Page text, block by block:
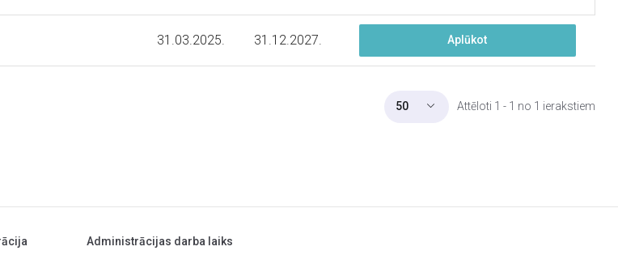
31.03.2025. 31.12.2027. Aplūkot
50 Attēloti 1 - 1 no 1 ierakstiem
Administrācijas darba laiks